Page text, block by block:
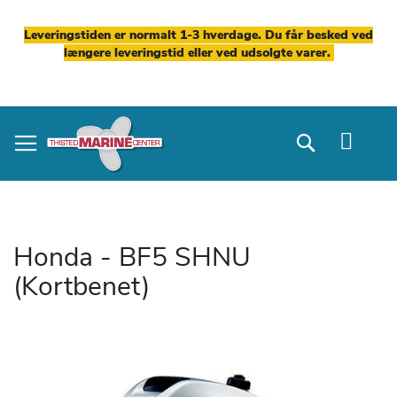
Leveringstiden er normalt 1-3 hverdage. Du får besked ved
længere leveringstid eller ved udsolgte varer.
to
Content
Search
Honda - BF5 SHNU
(Kortbenet)